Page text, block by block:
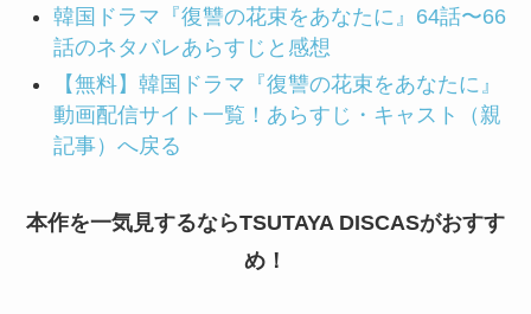
韓国ドラマ『復讐の花束をあなたに』64話〜66
話のネタバレあらすじと感想
【無料】韓国ドラマ『復讐の花束をあなたに』
動画配信サイト一覧！あらすじ・キャスト（親
記事）へ戻る
本作を一気見するならTSUTAYA DISCASがおすす
め！